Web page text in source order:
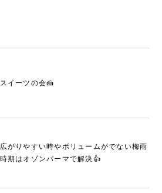
スイーツの会🍰
広がりやすい時やボリュームがでない梅雨
時期はオゾンパーマで解決👍